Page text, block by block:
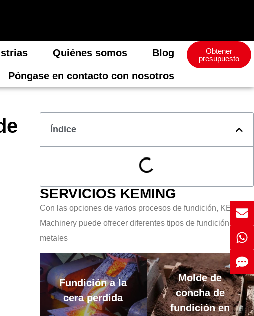
Quiénes somos Blog
Póngase en contacto con nosotros
Obtener
presupuesto
Índice
SERVICIOS KEMING
Con las opciones de varios procesos de fundición, KEMING
Machinery puede ofrecer diferentes tipos de fundición de
metales
Fundición a la
cera perdida
Molde de
concha de
fundición en